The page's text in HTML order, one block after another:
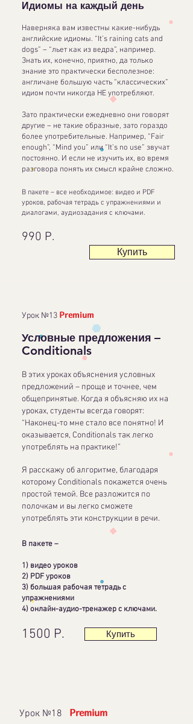
Идиомы на каждый день
Наверняка вам известны какие-нибудь
английские идиомы. “It’s raining cats and
dogs” – “льет как из ведра”, например.
Знать их, конечно, приятно, да только
знание это практически бесполезное:
англичане большую часть “классических”
идиом почти никогда НЕ употребляют.
Зато практически ежедневно они говорят
другие – не такие образные, зато гораздо
более употребительные. Например, “Fair
enough”, “Mind you” или “It’s no use” звучат
постоянно. И если не изучить их, во время
разговора понять их смысл крайне сложно.
В пакете – все необходимое: видео и PDF
уроков, рабочая тетрадь с упражнениями и
диалогами, аудиозадания с ключами.
990 Р.
Купить
Урок №13 Premium
Условные предложения –
Conditionals
В этих уроках объяснения условных
предложений – проще и точнее, чем
общепринятые. Когда я объясняю их на
уроках, студенты всегда говорят:
“Наконец-то мне стало все понятно! И
оказывается, Conditionals так легко
употреблять на практике!”
Я расскажу об алгоритме, благодаря
которому Conditionals покажется очень
простой темой. Все разложится по
полочкам и вы легко сможете
употреблять эти конструкции в речи.
В пакете –
1) видео уроков
2) PDF уроков
3) большая рабочая тетрадь с
упражнениями
4)онлайн-аудио-тренажер с ключами.
1500 Р. Купить
Урок №18 Premium